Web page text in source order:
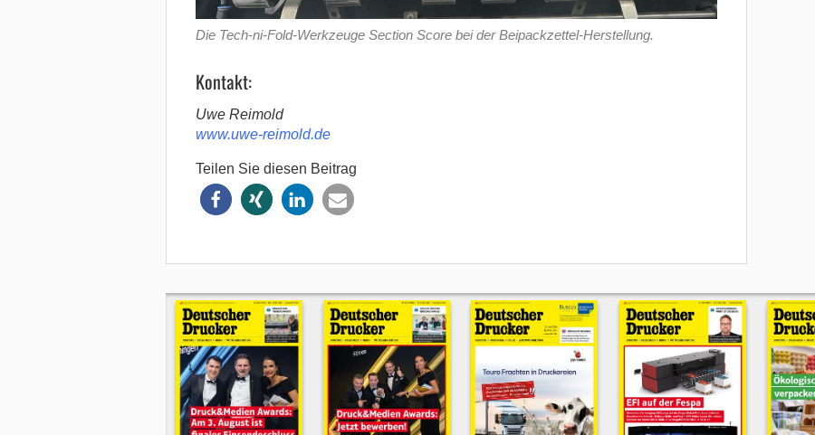
Die Tech-ni-Fold-Werkzeuge Section Score bei der Beipackzettel-Herstellung.
Kontakt:
Uwe Reimold
www.uwe-reimold.de
Teilen Sie diesen Beitrag